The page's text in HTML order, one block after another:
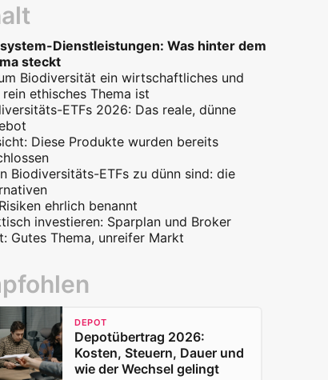
Dienstleistungen: Was hinter dem
steckt
Biodiversität ein wirtschaftliches und
rein ethisches Thema ist
ETFs 2026: Das reale, dünne
World Biodiversity Focus SRI
ETF
IM ACT Biodiversity Equity UCITS ETF
Diese Produkte wurden bereits
Biodiversitäts-ETFs zu dünn sind: die
ehrlich benannt
investieren: Sparplan und Broker
Gutes Thema, unreifer Markt
DEPOT
Depotübertrag 2026:
Kosten, Steuern, Dauer und
wie der Wechsel gelingt